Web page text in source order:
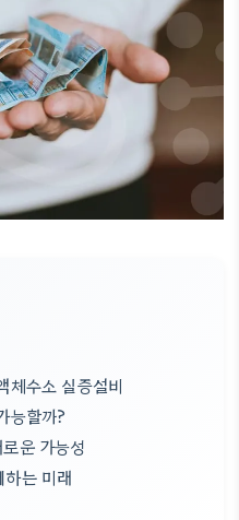
체수소 실증설비
능할까?
운 가능성
는 미래